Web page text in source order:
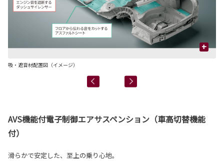
+
吸・遮音材配置図（イメージ）
AVS機能付電子制御エアサスペンション（車高切替機能
付）
滑らかで安定した、至上の乗り心地。